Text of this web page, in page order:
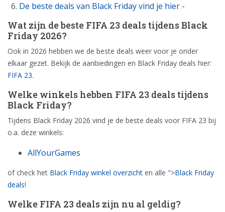
De beste deals van Black Friday vind je hier -
Wat zijn de beste FIFA 23 deals tijdens Black
Friday 2026?
Ook in 2026 hebben we de beste deals weer voor je onder
elkaar gezet. Bekijk de aanbiedingen en Black Friday deals hier:
FIFA 23.
Welke winkels hebben FIFA 23 deals tijdens
Black Friday?
Tijdens Black Friday 2026 vind je de beste deals voor FIFA 23 bij
o.a. deze winkels:
AllYourGames
of check het Black Friday winkel overzicht en alle ">Black Friday
deals!
Welke FIFA 23 deals zijn nu al geldig?